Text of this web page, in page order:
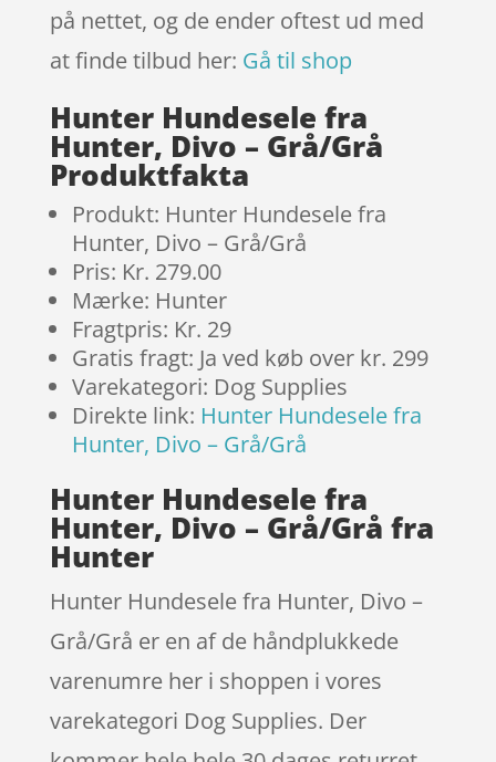
på nettet, og de ender oftest ud med
at finde tilbud her: Gå til shop
Hunter Hundesele fra
Hunter, Divo – Grå/Grå
Produktfakta
Produkt: Hunter Hundesele fra
Hunter, Divo – Grå/Grå
Pris: Kr. 279.00
Mærke: Hunter
Fragtpris: Kr. 29
Gratis fragt: Ja ved køb over kr. 299
Varekategori: Dog Supplies
Direkte link: Hunter Hundesele fra
Hunter, Divo – Grå/Grå
Hunter Hundesele fra
Hunter, Divo – Grå/Grå fra
Hunter
Hunter Hundesele fra Hunter, Divo –
Grå/Grå er en af de håndplukkede
varenumre her i shoppen i vores
varekategori Dog Supplies. Der